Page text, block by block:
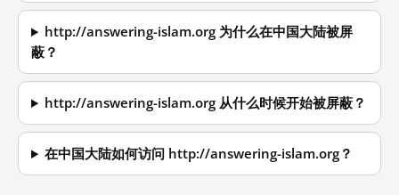
http://answering-islam.org 为什么在中国大陆被屏
蔽？
http://answering-islam.org 从什么时候开始被屏蔽？
在中国大陆如何访问 http://answering-islam.org？